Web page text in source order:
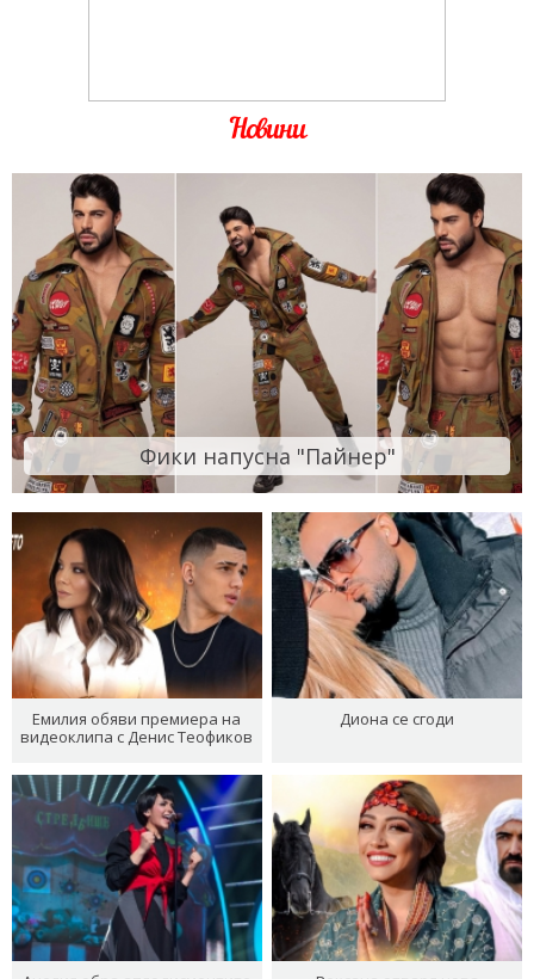
Новини
Фики напусна "Пайнер"
Емилия обяви премиера на
видеоклипа с Денис Теофиков
Диона се сгоди